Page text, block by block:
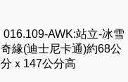
016.109-AWK:站立-冰雪
奇緣(迪士尼卡通)約68公
分ｘ147公分高